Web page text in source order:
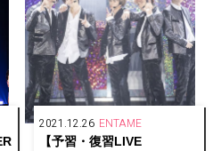
2021.12.26 ENTAME
【予習・復習LIVE